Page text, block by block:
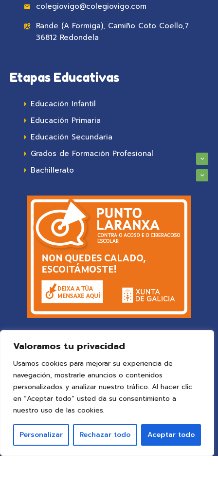
Valoramos tu privacidad
Usamos cookies para mejorar su experiencia de
navegación, mostrarle anuncios o contenidos
personalizados y analizar nuestro tráfico. Al hacer clic
en “Aceptar todo” usted da su consentimiento a
nuestro uso de las cookies.
Personalizar Rechazar todo Aceptar todo
colegiovigo@colegiovigo.com
Rande (A Formiga), Camiño Coto Coello,7
36812 Redondela
Etapas Educativas
Educación Infantil
Educación Primaria
Educación Secundaria
Grados de Formación Profesional
Bachillerato
© 2025 Colegio Vigoby ideaspropias publicidad&web
Todos los derechos reservados.
Aviso Legal